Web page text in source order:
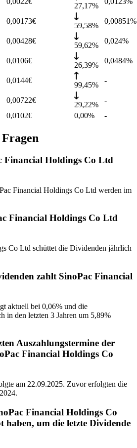
27,17%
0,00173€
59,58%
0,00851%
0,00428€
59,62%
0,024%
0,0106€
26,39%
0,0484%
0,0144€
99,45%
-
0,00722€
29,22%
-
0,0102€ 0,00% -
Financial Holdings Co Ltd
Financial Holdings Co Ltd werden im
Financial Holdings Co Ltd
Co Ltd schüttet die Dividenden jährlich
zahlt SinoPac Financial
aktuell bei 0,06% und die
in den letzten 3 Jahren um 5,89%
Auszahlungstermine der
Financial Holdings Co
am 22.09.2025. Zuvor erfolgten die
Financial Holdings Co
haben, um die letzte Dividende